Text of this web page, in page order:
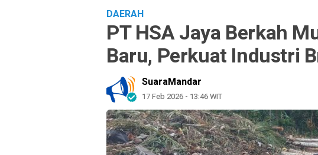
DAERAH
PT HSA Jaya Berkah
Baru, Perkuat Industri
SuaraMandar
17 Feb 2026 - 13:46 WIT